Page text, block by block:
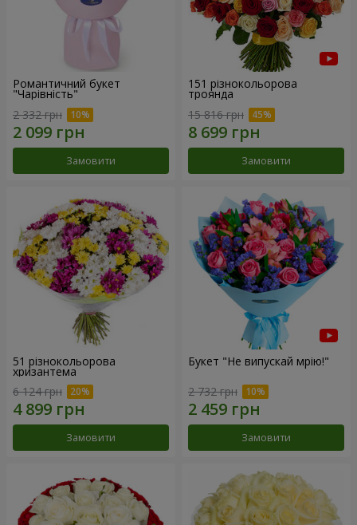
Романтичний букет
"Чарівність"
2 332 грн
Замовити
151 різнокольорова
троянда
15 816 грн
Замовити
51 різнокольорова
хризантема
6 124 грн
Замовити
Букет "Не випускай мрію!"
2 732 грн
Замовити